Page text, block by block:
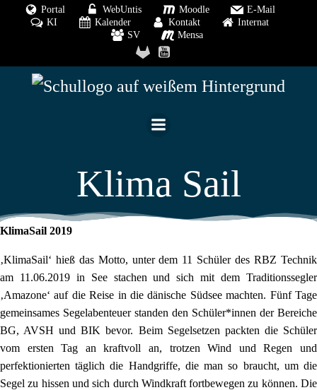
Zum
Inhalt
springen
Portal WebUntis Moodle
E-Mail
KI
Kalender Kontakt
Internat
SV
Mensa
Klima Sail
KlimaSail 2019
‚KlimaSail‘ hieß das Motto, unter dem 11 Schüler des RBZ Technik
am 11.06.2019 in See stachen und sich mit dem Traditionssegler
‚Amazone‘ auf die Reise in die dänische Südsee machten. Fünf Tage
gemeinsames Segelabenteuer standen den Schüler*innen der Bereiche
BG, AVSH und BIK bevor. Beim Segelsetzen packten die Schüler
vom ersten Tag an kraftvoll an, trotzen Wind und Regen und
perfektionierten täglich die Handgriffe, die man so braucht, um die
Segel zu hissen und sich durch Windkraft fortbewegen zu können. Die